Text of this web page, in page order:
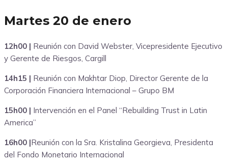
Martes 20 de enero
12h00 | Reunión con David Webster, Vicepresidente Ejecutivo
y Gerente de Riesgos, Cargill
14h15 | Reunión con Makhtar Diop, Director Gerente de la
Corporación Financiera Internacional – Grupo BM
15h00 | Intervención en el Panel “Rebuilding Trust in Latin
America”
16h00 |Reunión con la Sra. Kristalina Georgieva, Presidenta
del Fondo Monetario Internacional